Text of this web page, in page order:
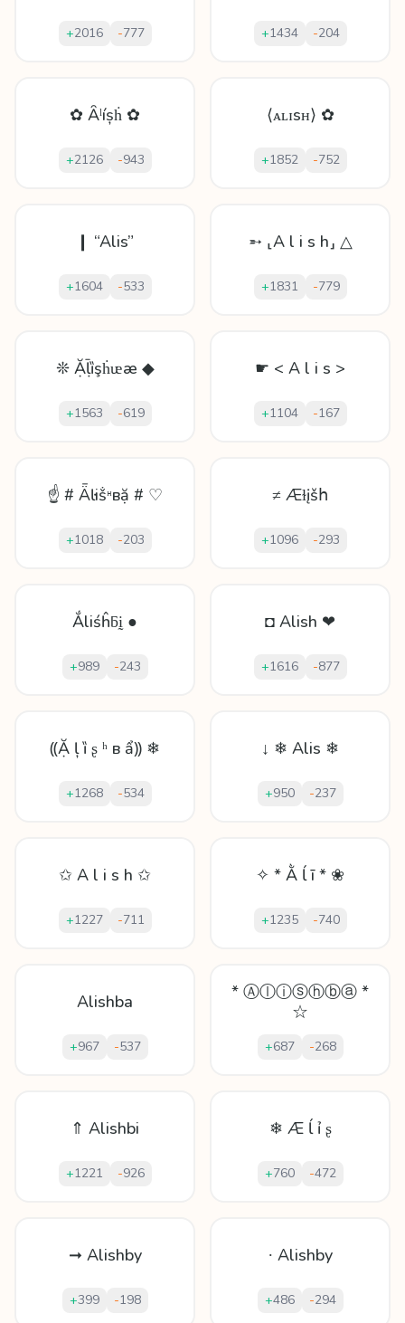
+2016 -777 +1434 -204
✿ Ȃˡíșḣ ✿
+2126 -943
⟨ᴀʟɪsʜ⟩ ✿
+1852 -752
❙ “Alis”
+1604 -533
➵ ⸤A l i s h⸥ △
+1831 -779
❊ Ặḹȉşḣᵫæ ◆
+1563 -619
☛ < A l i s >
+1104 -167
☝ # Ǟŀіṧᵸвặ # ♡
+1018 -203
≠ Æɫįšհ
+1096 -293
Ắlіśĥƃḭ ●
+989 -243
◘ Alish ❤
+1616 -877
⸨Ặ ļ ȉ ʂ ʰ в ẩ⸩ ❄
+1268 -534
↓ ❄ Alis ❄
+950 -237
✩ A l i s h ✩
+1227 -711
✧ * Ằ ĺ ī * ❀
+1235 -740
Alishba
+967 -537
* Ⓐⓛⓘⓢⓗⓑⓐ *
☆
+687 -268
⇑ Alishbi
+1221 -926
❄ Æ ĺ ỉ ʂ
+760 -472
➞ Alishby
+399 -198
∙ Alishby
+486 -294